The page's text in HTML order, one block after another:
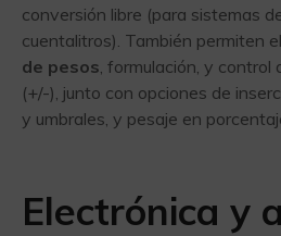
conversión libre (para sistemas
cuentalitros). También permiten
de pesos , formulación, y
(+/-), junto con opciones de
y umbrales, y pesaje en
Electrónica y